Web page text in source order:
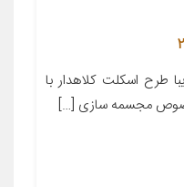
طرح اسکلت کلاهدار با
مجسمه سازی […]